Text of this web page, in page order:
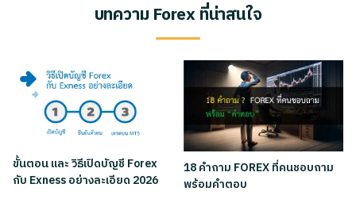
บทความ Forex ที่น่าสนใจ
ขั้นตอน และ วิธีเปิดบัญชี Forex
กับ Exness อย่างละเอียด 2026
18 คำถาม FOREX ที่คนชอบถาม
พร้อมคำตอบ